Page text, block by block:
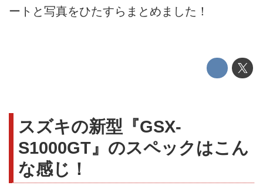
ートと写真をひたすらまとめました！
スズキの新型『GSX-
S1000GT』のスペックはこん
な感じ！